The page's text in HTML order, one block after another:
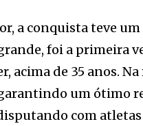
a conquista teve
foi a primeira
acima de 35 anos.
um ótimo
com